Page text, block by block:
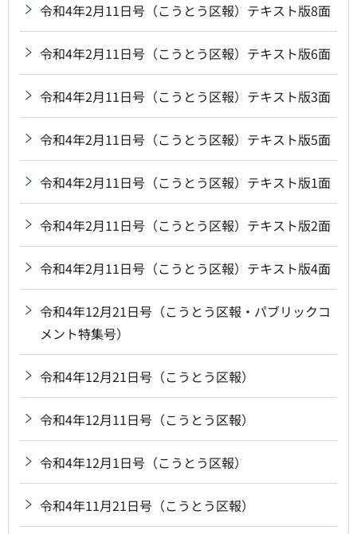
令和4年2月11日号（こうとう区報）テキスト版8面
令和4年2月11日号（こうとう区報）テキスト版6面
令和4年2月11日号（こうとう区報）テキスト版3面
令和4年2月11日号（こうとう区報）テキスト版5面
令和4年2月11日号（こうとう区報）テキスト版1面
令和4年2月11日号（こうとう区報）テキスト版2面
令和4年2月11日号（こうとう区報）テキスト版4面
令和4年12月21日号（こうとう区報・パブリックコ
メント特集号）
令和4年12月21日号（こうとう区報）
令和4年12月11日号（こうとう区報）
令和4年12月1日号（こうとう区報）
令和4年11月21日号（こうとう区報）